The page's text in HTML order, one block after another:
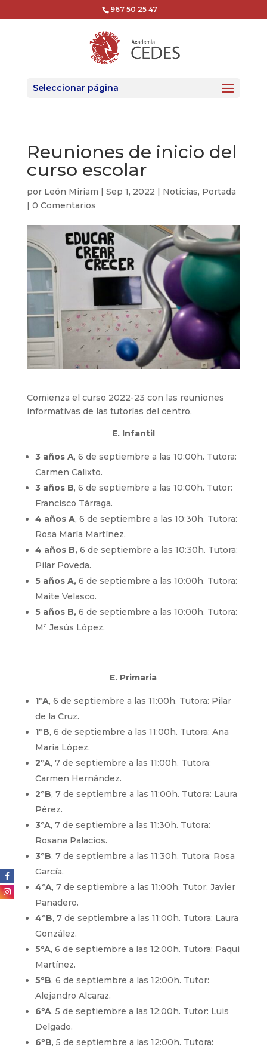
967 50 25 47
Seleccionar página
Reuniones de inicio del
curso escolar
por León Miriam | Sep 1, 2022 | Noticias, Portada
| 0 Comentarios
Comienza el curso 2022-23 con las reuniones
informativas de las tutorías del centro.
E. Infantil
3 años A, 6 de septiembre a las 10:00h. Tutora:
Carmen Calixto.
3 años B, 6 de septiembre a las 10:00h. Tutor:
Francisco Tárraga.
4 años A, 6 de septiembre a las 10:30h. Tutora:
Rosa María Martínez.
4 años B, 6 de septiembre a las 10:30h. Tutora:
Pilar Poveda.
5 años A, 6 de septiembre a las 10:00h. Tutora:
Maite Velasco.
5 años B, 6 de septiembre a las 10:00h. Tutora:
Mª Jesús López.
E. Primaria
1ºA, 6 de septiembre a las 11:00h. Tutora: Pilar
de la Cruz.
1ºB, 6 de septiembre a las 11:00h. Tutora: Ana
María López.
2ºA, 7 de septiembre a las 11:00h. Tutora:
Carmen Hernández.
2ºB, 7 de septiembre a las 11:00h. Tutora: Laura
Pérez.
3ºA, 7 de septiembre a las 11:30h. Tutora:
Rosana Palacios.
3ºB, 7 de septiembre a las 11:30h. Tutora: Rosa
García.
4ºA, 7 de septiembre a las 11:00h. Tutor: Javier
Panadero.
4ºB, 7 de septiembre a las 11:00h. Tutora: Laura
González.
5ºA, 6 de septiembre a las 12:00h. Tutora: Paqui
Martínez.
5ºB, 6 de septiembre a las 12:00h. Tutor:
Alejandro Alcaraz.
6ºA, 5 de septiembre a las 12:00h. Tutor: Luis
Delgado.
6ºB, 5 de septiembre a las 12:00h. Tutora: